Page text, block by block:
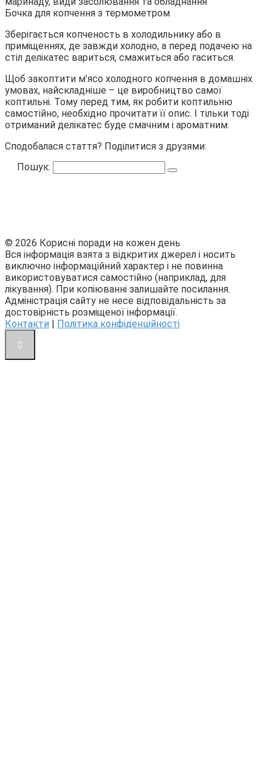
Бочка для копчення з термометром
Зберігається копченость в холодильнику або в
приміщеннях, де завжди холодно, а перед подачею на
стіл делікатес вариться, смажиться або гаситься.
Щоб закоптити м’ясо холодного копчення в домашніх
умовах, найскладніше – це виробництво самої
коптильні. Тому перед тим, як робити коптильню
самостійно, необхідно прочитати її опис. І тільки тоді
отриманий делікатес буде смачним і ароматним.
Сподобалася стаття? Поділитися з друзями:
Пошук:
© 2026 Корисні поради на кожен день
Вся інформація взята з відкритих джерел і носить
виключно інформаційний характер і не повинна
використовуватися самостійно (наприклад, для
лікування). При копіюванні залишайте посилання.
Адміністрація сайту не несе відповідальність за
достовірність розміщеної інформації.
Контакти | Політика конфіденційності